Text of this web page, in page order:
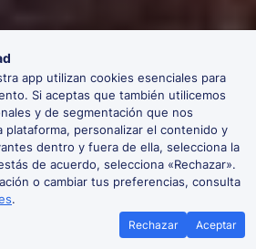
app utilizan cookies esenciales para
Si aceptas que también utilicemos
y de segmentación que nos
plataforma, personalizar el contenido y
dentro y fuera de ella, selecciona la
de acuerdo, selecciona «Rechazar».
o cambiar tus preferencias, consulta
.
Rechazar Aceptar